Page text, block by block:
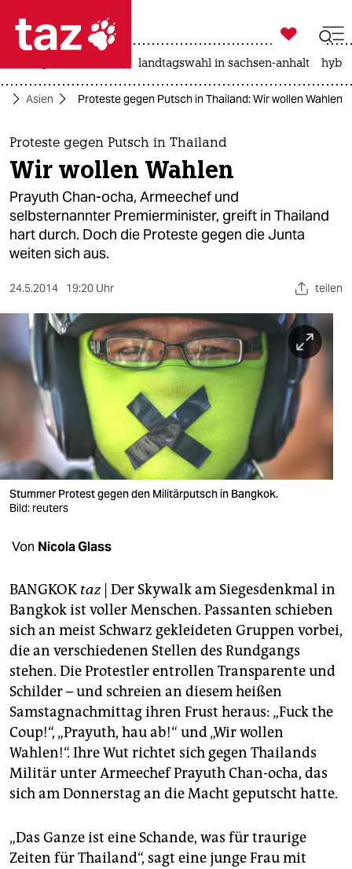
 taz zahl ich
taz zahl ich
themen
politik
öko
gesellschaft
kultur
sport
berlin
nord
wahrheit
verlag
verlag
shop
fragen & hilfe
unterstützen
abo
genossenschaft
epaper login

taz zahl ich
landtagswahl in sachsen-anhalt
Asien Proteste gegen Putsch in Thailand: Wir wollen Wahlen
Proteste gegen Putsch in Thailand
Wir wollen Wahlen
Prayuth Chan-ocha, Armeechef und
selbsternannter Premierminister, greift in Thailand
hart durch. Doch die Proteste gegen die Junta
weiten sich aus.
24.5.2014 19:20 Uhr teilen
Stummer Protest gegen den Militärputsch in Bangkok.
Bild: reuters
Von Nicola Glass
BANGKOK taz| Der Skywalk am Siegesdenkmal in
Bangkok ist voller Menschen. Passanten schieben
sich an meist Schwarz gekleideten Gruppen vorbei,
die an verschiedenen Stellen des Rundgangs
stehen. Die Protestler entrollen Transparente und
Schilder – und schreien an diesem heißen
Samstagnachmittag ihren Frust heraus: „Fuck the
Coup!“, „Prayuth, hau ab!“ und „Wir wollen
Wahlen!“. Ihre Wut richtet sich gegen Thailands
Militär unter Armeechef Prayuth Chan-ocha, das
sich am Donnerstag an die Macht geputscht hatte.
„Das Ganze ist eine Schande, was für traurige
Zeiten für Thailand“, sagt eine junge Frau mit